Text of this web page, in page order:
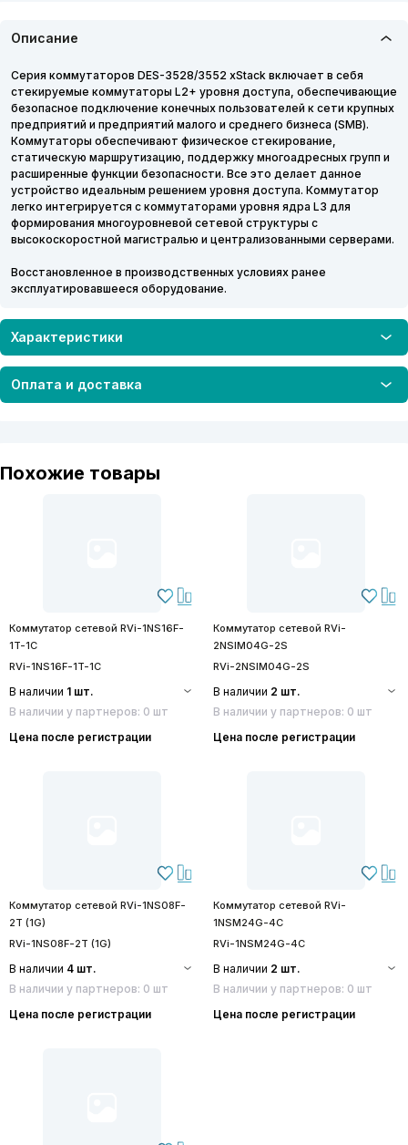
Описание
Серия коммутаторов DES-3528/3552 xStack включает в себя
стекируемые коммутаторы L2+ уровня доступа, обеспечивающие
безопасное подключение конечных пользователей к сети крупных
предприятий и предприятий малого и среднего бизнеса (SMB).
Коммутаторы обеспечивают физическое стекирование,
статическую маршрутизацию, поддержку многоадресных групп и
расширенные функции безопасности. Все это делает данное
устройство идеальным решением уровня доступа. Коммутатор
легко интегрируется с коммутаторами уровня ядра L3 для
формирования многоуровневой сетевой структуры с
высокоскоростной магистралью и централизованными серверами.
Восстановленное в производственных условиях ранее
эксплуатировавшееся оборудование.
Характеристики
Оплата и доставка
Похожие товары
Коммутатор сетевой RVi-1NS16F-
1T-1C
RVi-1NS16F-1T-1C
В наличии 1 шт.
В наличии у партнеров: 0 шт
Цена после регистрации
Коммутатор сетевой RVi-
2NSIM04G-2S
RVi-2NSIM04G-2S
В наличии 2 шт.
В наличии у партнеров: 0 шт
Цена после регистрации
Коммутатор сетевой RVi-1NS08F-
2T (1G)
RVi-1NS08F-2T (1G)
В наличии 4 шт.
В наличии у партнеров: 0 шт
Цена после регистрации
Коммутатор сетевой RVi-
1NSM24G-4C
RVi-1NSM24G-4C
В наличии 2 шт.
В наличии у партнеров: 0 шт
Цена после регистрации